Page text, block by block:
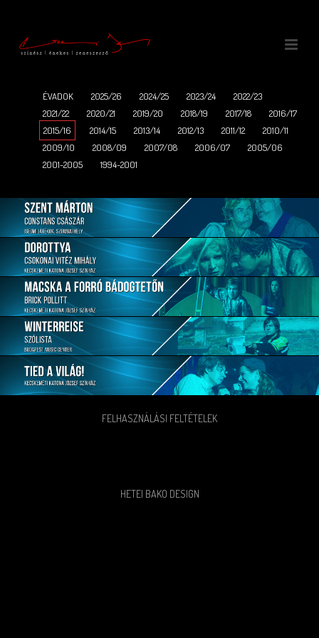
ÉVADOK 2025/26 2024/25 2023/24
2022/23
2021/22
2020/21 2019/20 2018/19 2017/18
2016/17
2015/16
2014/15 2013/14 2012/13 2011/12
2010/11
2009/10
2008/09 2007/08 2006/07
2005/06
2001-2005
1994-2001
FELHASZNÁLÁSI FELTÉTELEK
HETEI BAKO DESIGN